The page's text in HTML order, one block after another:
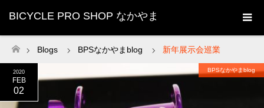
BICYCLE PRO SHOP なかやま
ホーム
Blogs BPSなかやまblog 新年展示会巡業
2020
FEB
02
BPSなかやまblog